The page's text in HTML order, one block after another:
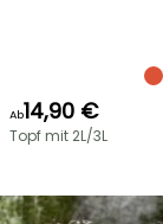
Ab14,90 €
Topf mit 2L/3L